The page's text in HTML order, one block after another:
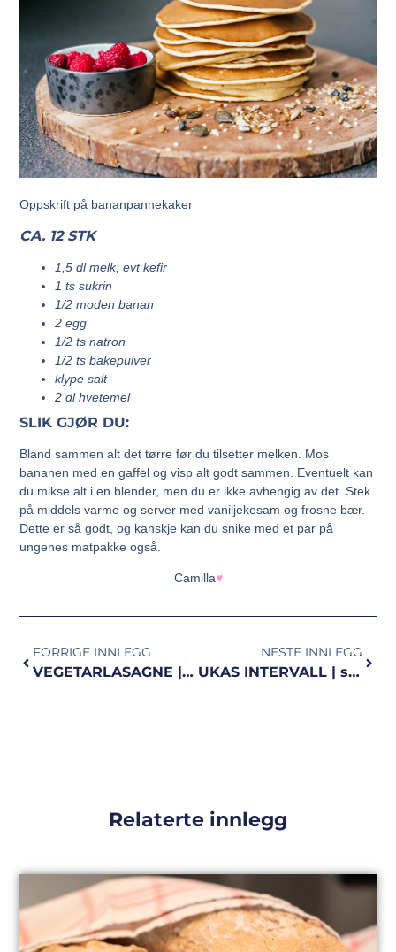
Oppskrift på bananpannekaker
CA. 12 STK
1,5 dl melk, evt kefir
1 ts sukrin
1/2 moden banan
2 egg
1/2 ts natron
1/2 ts bakepulver
klype salt
2 dl hvetemel
SLIK GJØR DU:
Bland sammen alt det tørre før du tilsetter melken. Mos
bananen med en gaffel og visp alt godt sammen. Eventuelt kan
du mikse alt i en blender, men du er ikke avhengig av det. Stek
på middels varme og server med vaniljekesam og frosne bær.
Dette er så godt, og kanskje kan du snike med et par på
ungenes matpakke også.
Camilla♥
FORRIGE INNLEGG
VEGETARLASAGNE | med aubergine og søtpotet
NESTE INNLEGG
UKAS INTERVALL | svettefest
Relaterte innlegg